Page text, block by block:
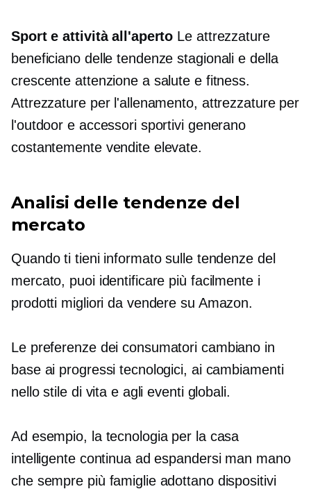
Sport e attività all'aperto Le attrezzature
beneficiano delle tendenze stagionali e della
crescente attenzione a salute e fitness.
Attrezzature per l'allenamento, attrezzature per
l'outdoor e accessori sportivi generano
costantemente vendite elevate.
Analisi delle tendenze del
mercato
Quando ti tieni informato sulle tendenze del
mercato, puoi identificare più facilmente i
prodotti migliori da vendere su Amazon.
Le preferenze dei consumatori cambiano in
base ai progressi tecnologici, ai cambiamenti
nello stile di vita e agli eventi globali.
Ad esempio, la tecnologia per la casa
intelligente continua ad espandersi man mano
che sempre più famiglie adottano dispositivi